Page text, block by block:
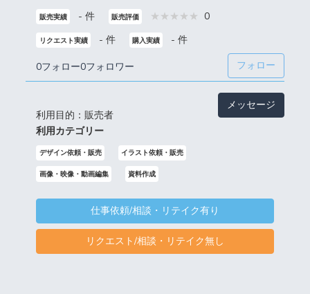
販売実績 - 件 販売評価 0
リクエスト実績 - 件 購入実績 - 件
0フォロー0フォロワー フォロー
利用目的：販売者
メッセージ
利用カテゴリー
デザイン依頼・販売 イラスト依頼・販売
画像・映像・動画編集 資料作成
仕事依頼/相談・リテイク有り
リクエスト/相談・リテイク無し